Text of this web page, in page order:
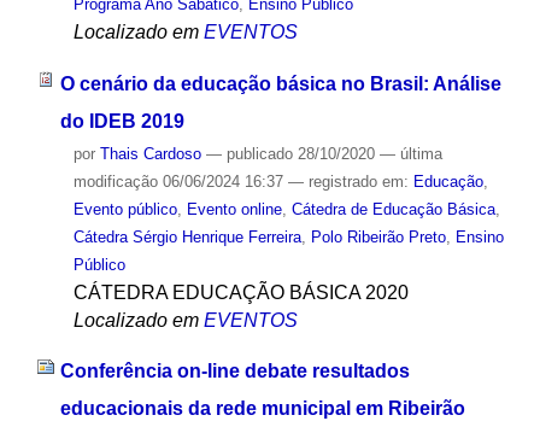
Programa Ano Sabático, Ensino Público
Localizado em EVENTOS
O cenário da educação básica no Brasil: Análise
do IDEB 2019
por Thais Cardoso — publicado28/10/2020 — última
modificação06/06/2024 16:37 — registrado em: Educação,
Evento público, Evento online, Cátedra de Educação Básica,
Cátedra Sérgio Henrique Ferreira, Polo Ribeirão Preto, Ensino
Público
CÁTEDRA EDUCAÇÃO BÁSICA 2020
Localizado em EVENTOS
Conferência on-line debate resultados
educacionais da rede municipal em Ribeirão